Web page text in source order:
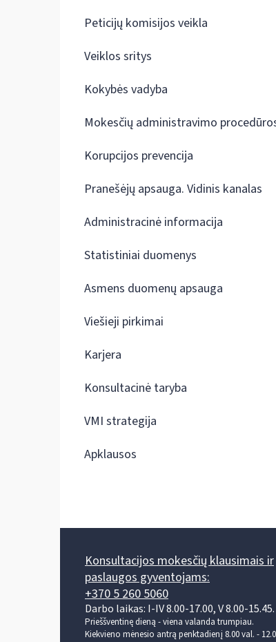
Peticijų komisijos veikla
Veiklos sritys
Kokybės vadyba
Mokesčių administravimo
Korupcijos prevencija
Pranešėjų apsauga. Vidinis kanalas
Administracinė informacija
Statistiniai duomenys
Asmens duomenų apsauga
Viešieji pirkimai
Karjera
Konsultacinė taryba
VMI strategija
Apklausos
Konsultacijos mokesčių klausimais ir
paslaugos gyventojams:
+370 5 260 5060
Darbo laikas: I-IV 8.00-17.00, V 8.00-15.45.
Prieššventinę dieną - viena valanda trumpiau.
Kiekvieno mėnesio antrą penktadienį 8.00 val. -